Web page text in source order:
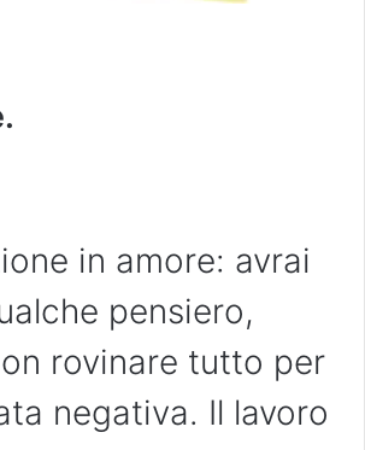
in amore: avrai
pensiero,
rovinare tutto per
negativa. Il lavoro